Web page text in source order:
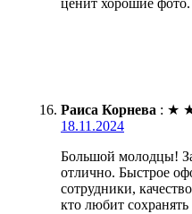
ценит хорошие фото.
Раиса Корнева : ★
18.11.2024
Большой молодцы!
отлично. Быстрое
сотрудники,
кто любит